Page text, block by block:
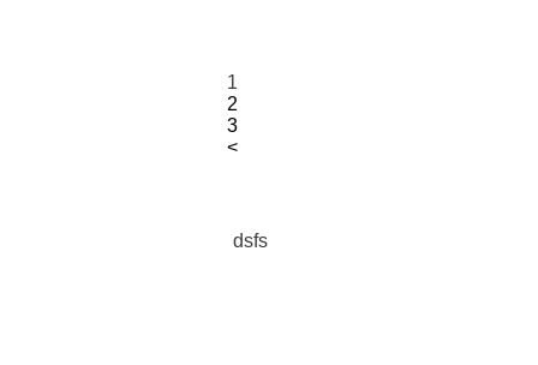
Posts
pagination
1
2
3
>
dsfs